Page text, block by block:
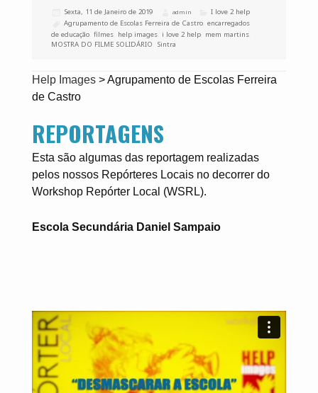
Publicado
Sexta, 11 de Janeiro de 2019 Autor
admin Categorias
I love 2 help
Etiquetas
Agrupamento de Escolas Ferreira de Castro ,encarregados
de educação ,filmes help images i love 2 help mem martins
MOSTRA DO FILME SOLIDÁRIO
Sintra
Help Images>Agrupamento de Escolas Ferreira
de Castro
REPORTAGENS
Esta são algumas das reportagem realizadas
pelos nossos Repórteres Locais no decorrer do
Workshop Repórter Local (WSRL).
Escola Secundária Daniel Sampaio